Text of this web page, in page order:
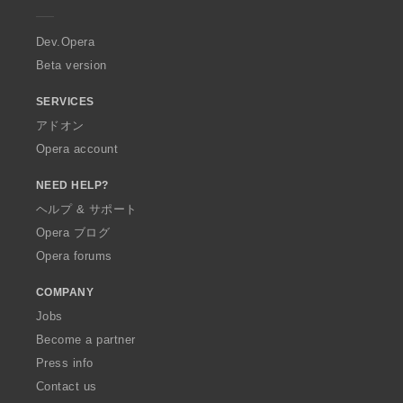
a
Dev.Opera
Beta version
SERVICES
アドオン
Opera account
NEED HELP?
ヘルプ & サポート
Opera ブログ
Opera forums
COMPANY
Jobs
Become a partner
Press info
Contact us